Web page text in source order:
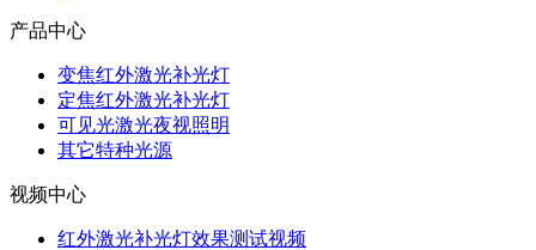
产品中心
变焦红外激光补光灯
定焦红外激光补光灯
可见光激光夜视照明
其它特种光源
视频中心
红外激光补光灯效果测试视频